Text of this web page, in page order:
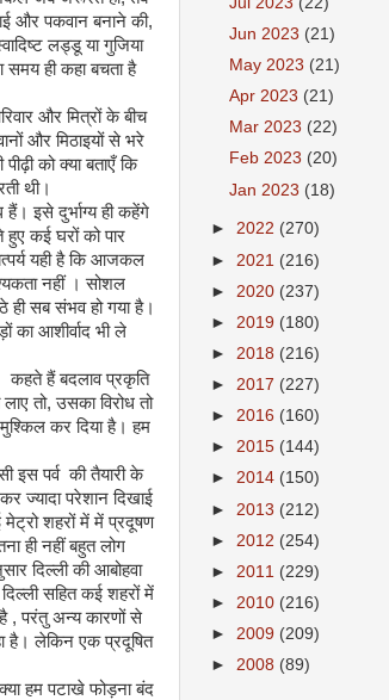
और पकवान बनाने की,
लड्डू या गुजिया
ही कहा बचता है
और मित्रों के बीच
और मिठाइयों से भरे
को क्या बताएँ कि
थी।
इसे दुर्भाग्य ही कहेंगे
कई घरों को पार
यही है कि आजकल
नहीं । सोशल
ही सब संभव हो गया है।
का आशीर्वाद भी ले
हैं बदलाव प्रकृति
तो, उसका विरोध तो
कर दिया है। हम
इस पर्व की तैयारी के
ज्यादा परेशान दिखाई
शहरों में में प्रदूषण
ही नहीं बहुत लोग
दिल्ली की आबोहवा
सहित कई शहरों में
, परंतु अन्य कारणों से
है। लेकिन एक प्रदूषित
हम पटाखे फोड़ना बंद
Jun 2023 (21)
May 2023 (21)
Apr 2023 (21)
Mar 2023 (22)
Feb 2023 (20)
Jan 2023 (18)
► 2022 (270)
► 2021 (216)
► 2020 (237)
► 2019 (180)
► 2018 (216)
► 2017 (227)
► 2016 (160)
► 2015 (144)
► 2014 (150)
► 2013 (212)
► 2012 (254)
► 2011 (229)
► 2010 (216)
► 2009 (209)
► 2008 (89)